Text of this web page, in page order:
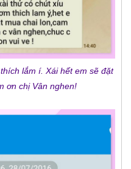
lắm í. Xái hết em sẽ đặt
ơn chị Vân nghen!